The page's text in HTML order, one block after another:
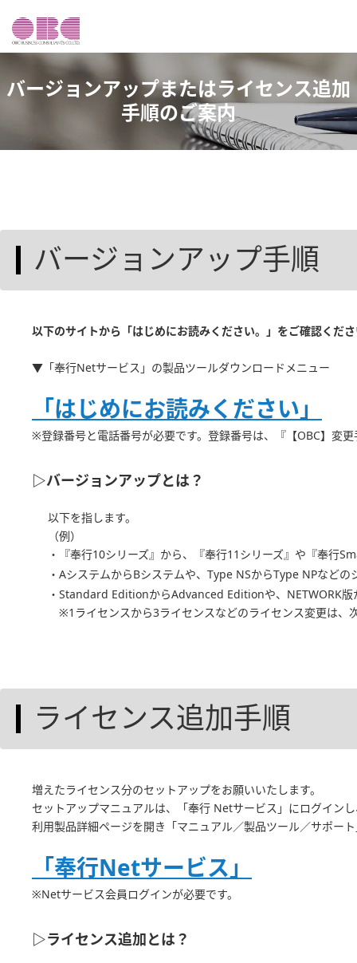
バージョンアップまたはライセンス追加
手順のご案内
バージョンアップ手順
以下のサイトから「はじめにお読みください。」をご確認くだ
▼「奉行Netサービス」の製品ツールダウンロードメニュー
「はじめにお読みください」
※登録番号と電話番号が必要です。登録番号は、『【OBC】変
▷バージョンアップとは？
以下を指します。
（例）
・『奉行10シリーズ』から、『奉行11シリーズ』や『奉行
・AシステムからBシステムや、Type NSからType NPなどの
・Standard EditionからAdvanced Editionや、NETWORK版
※1ライセンスから3ライセンスなどのライセンス変更は、
ライセンス追加手順
増えたライセンス分のセットアップをお願いいたします。
セットアップマニュアルは、「奉行 Netサービス」にログイン
利用製品詳細ページを開き「マニュアル／製品ツール／サポー
「奉行Netサービス」
※Netサービス会員ログインが必要です。
▷ライセンス追加とは？